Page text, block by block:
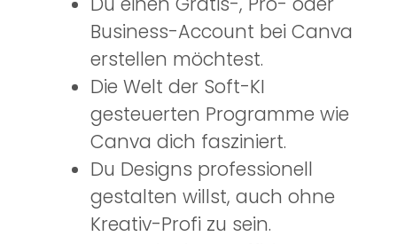
Business-Account bei Canva
erstellen möchtest.
Die Welt der Soft-KI
gesteuerten Programme wie
Canva dich fasziniert.
Du Designs professionell
gestalten willst, auch ohne
Kreativ-Profi zu sein.